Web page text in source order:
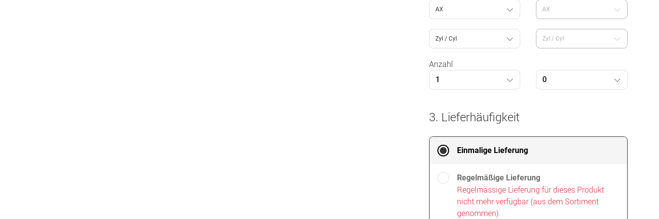
AX AX
Zyl / Cyl Zyl / Cyl
Anzahl
1 0
3. Lieferhäufigkeit
Einmalige Lieferung
Regelmäßige Lieferung
Regelmässige Lieferung für dieses Produkt
nicht mehr verfügbar (aus dem Sortiment
genommen)